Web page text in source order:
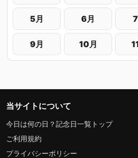
5月 6月
9月 10月
当サイトについて
今日は何の日？記念日一覧トップ
ご利用規約
プライバシーポリシー